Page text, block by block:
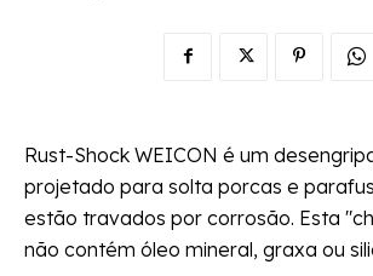
Rust-Shock WEICON é um
projetado para solta porcas e
estão travados por corrosão. Esta
não contém óleo mineral, graxa ou